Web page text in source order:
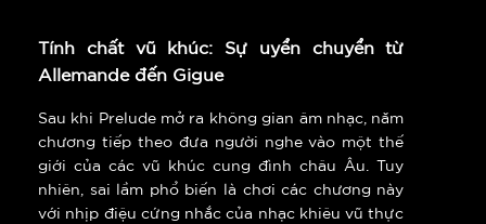
Tính chất vũ khúc: Sự uyển chuyển từ
Allemande đến Gigue
Sau khi Prelude mở ra không gian âm nhạc, năm
chương tiếp theo đưa người nghe vào một thế
giới của các vũ khúc cung đình châu Âu. Tuy
nhiên, sai lầm phổ biến là chơi các chương này
với nhịp điệu cứng nhắc của nhạc khiêu vũ thực